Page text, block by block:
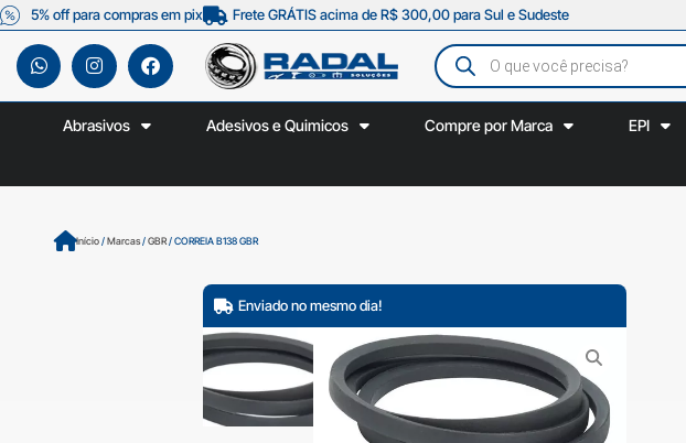
5% off para compras em pix Frete GRÁTIS acima de R$ 300,00 para Sul e Sudeste
Abrasivos Adesivos e Quimicos Compre por Marca EPI
Início/Marcas/GBR/ CORREIA B138 GBR
Enviado no mesmo dia!